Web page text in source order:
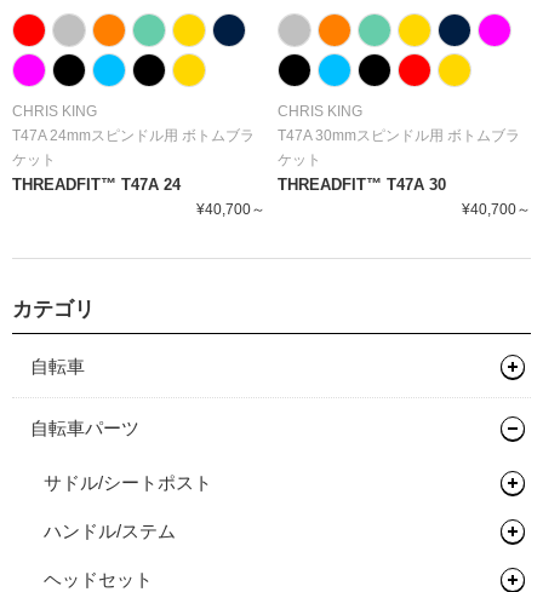
CHRIS KING
T47A 24mmスピンドル用 ボトムブラ
ケット
THREADFIT™ T47A 24
¥40,700～
CHRIS KING
T47A 30mmスピンドル用 ボトムブラ
ケット
THREADFIT™ T47A 30
¥40,700～
カテゴリ
自転車
マウンテンバイク
自転車パーツ
サドル/シートポスト
サドル
シートポスト
ハンドル/ステム
ドロップバー
ヘッドセット